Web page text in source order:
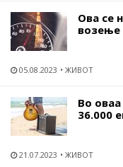
Ова се
возење
05.08.2023 ЖИВОТ
Во
36.000
21.07.2023 ЖИВОТ